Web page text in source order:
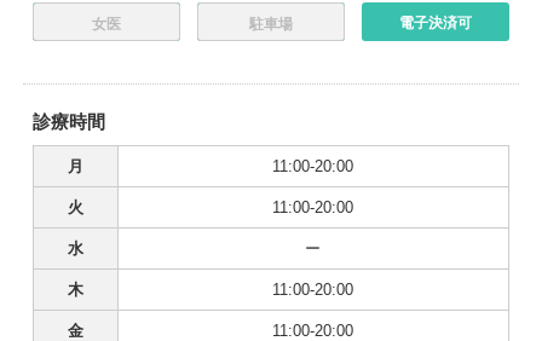
女医 駐車場 電子決済可
診療時間
月 11:00-20:00
火 11:00-20:00
水 ー
木 11:00-20:00
金 11:00-20:00